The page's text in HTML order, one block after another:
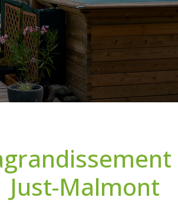
Just-Malmont